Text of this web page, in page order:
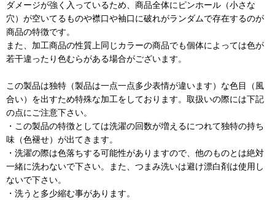
ダメージが強く入っているため、商品全体にピンホール（小さな
穴）が空いてるものや襟口や袖口に破れがランダムで存在するのが
商品の特徴です。
また、加工商品の性質上同じカラーの商品でも個体によっては色が
若干違ったり色むらがある場合がございます。
この製品は独特（製品は一点一点多少表情が違います）な色目（風
合い）を出すため特殊な加工をしております。取扱いの際には下記
の点にご注意下さい。
・この製品の特徴としては洗濯の回数が増えるにつれて独特の持ち
味（色褪せ）が出てきます。
・洗濯の際は色落ちする可能性がありますので、他のものとは絶対
一緒に洗わないで下さい。また、つまみ洗いは避け漂白剤は使用し
ないで下さい。
・洗うと多少縮む事があります。